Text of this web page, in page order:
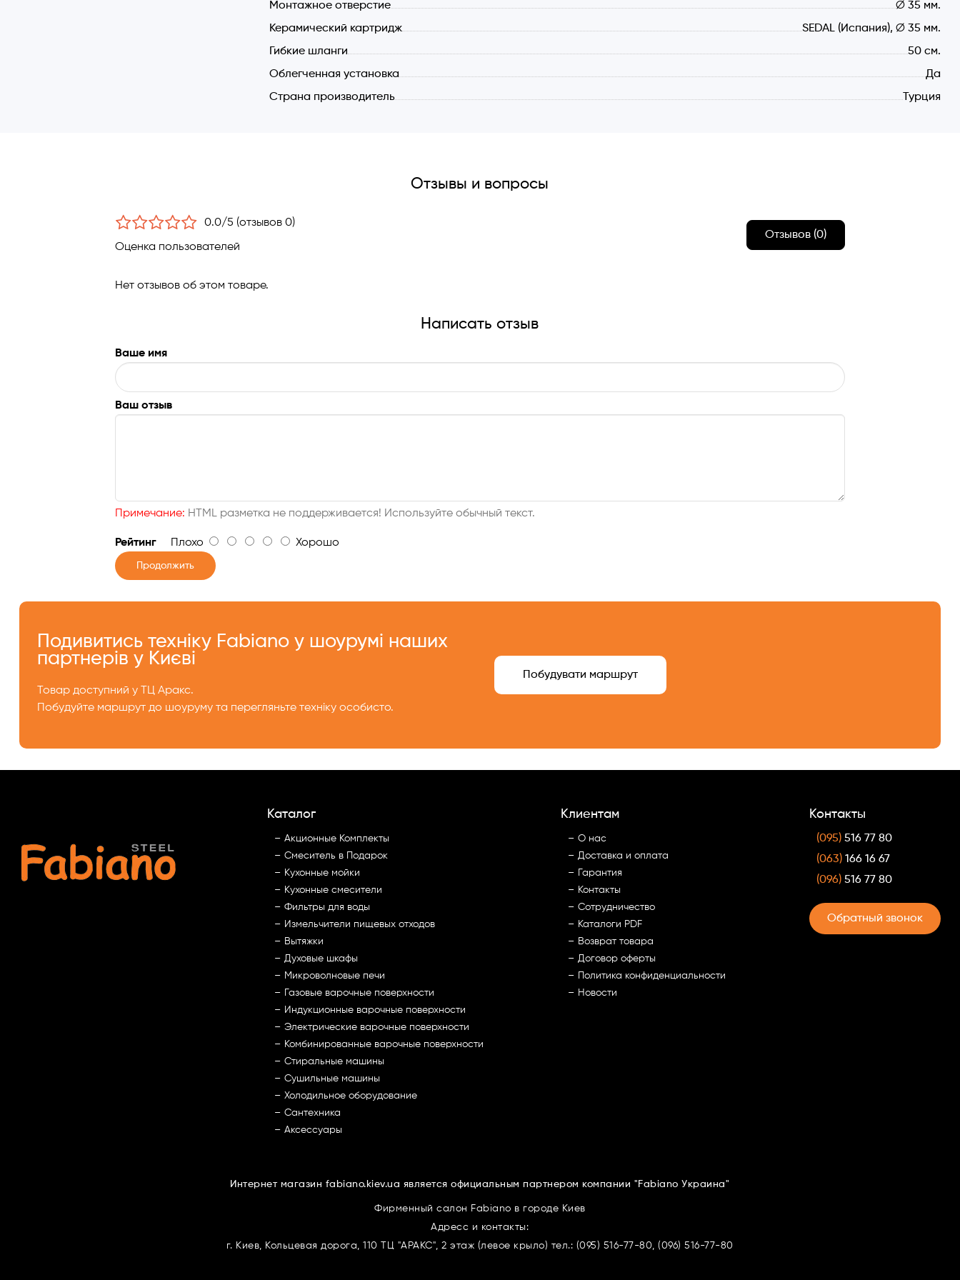
Монтажное отверстие 35 мм.
Испанский керамический дисковый картридж SEDAL 35 мм. для технической воды.
Материал смесителя: латунь не содержащий свинец + нержавеющая сталь.
горячей воды рычаг тянется на себя.
Монтажное отверстие
∅ 35 мм.
Керамический картридж
SEDAL (Испания), ∅ 35 мм.
Гибкие шланги
50 см.
Облегченная установка
Да
Страна производитель
Турция
Отзывы и вопросы
0.0/5 (отзывов 0)
Оценка пользователей
Отзывов (0)
Нет отзывов об этом товаре.
Написать отзыв
Ваше имя
Ваш отзыв
Примечание: HTML разметка не поддерживается! Используйте обычный текст.
Рейтинг Плохо Хорошо
Продолжить
Подивитись техніку Fabiano у шоурумі наших
партнерів у Києві
Товар доступний у ТЦ Аракс.
Побудуйте маршрут до шоуруму та перегляньте техніку особисто.
Побудувати маршрут
Каталог
Акционные Комплекты
Смеситель в Подарок
Кухонные мойки
Кухонные смесители
Фильтры для воды
Измельчители пищевых отходов
Вытяжки
Духовые шкафы
Микроволновые печи
Газовые варочные поверхности
Индукционные варочные поверхности
Электрические варочные поверхности
Комбинированные варочные поверхности
Стиральные машины
Сушильные машины
Холодильное оборудование
Сантехника
Аксессуары
Клиентам
О нас
Доставка и оплата
Гарантия
Контакты
Сотрудничество
Каталоги PDF
Возврат товара
Договор оферты
Политика конфиденциальности
Новости
Контакты
(095) 516 77 80
(063) 166 16 67
(096) 516 77 80
Обратный звонок
Интернет магазин fabiano.kiev.ua является официальным партнером компании "Fabiano Украина"
Фирменный салон Fabiano в городе Киев
Адресс и контакты:
г. Киев, Кольцевая дорога, 110 ТЦ "АРАКС", 2 этаж (левое крыло) тел.: (095) 516-77-80, (096) 516-77-80